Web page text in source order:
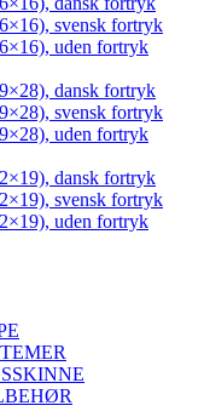
svensk fortryk
uden fortryk
dansk fortryk
svensk fortryk
uden fortryk
dansk fortryk
svensk fortryk
uden fortryk